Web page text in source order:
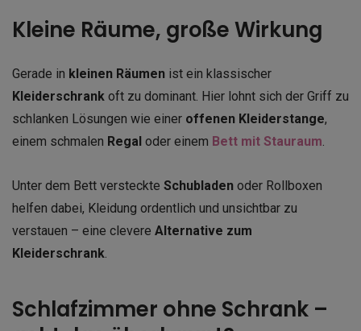
Kleine Räume, große Wirkung
Gerade in kleinen Räumen ist ein klassischer
Kleiderschrank oft zu dominant. Hier lohnt sich der Griff zu
schlanken Lösungen wie einer offenen Kleiderstange,
einem schmalen Regal oder einem Bett mit Stauraum.
Unter dem Bett versteckte Schubladen oder Rollboxen
helfen dabei, Kleidung ordentlich und unsichtbar zu
verstauen – eine clevere Alternative zum
Kleiderschrank.
Schlafzimmer ohne Schrank –